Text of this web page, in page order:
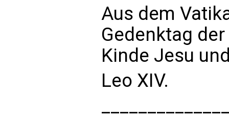
Aus dem
Gedenktag
Kinde Jesu
Leo XIV.